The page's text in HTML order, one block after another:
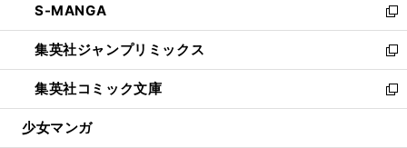
く
で
開
く
ド
ウ
で
開
く
ィ
ン
ド
ウ
で
開
い
ウ
ィ
ン
ド
ウ
S-MANGA
新
し
い
ウ
ィ
ン
集英社ジャンプリミックス
新
し
い
ウ
集英社コミック文庫
新
し
少女マンガ